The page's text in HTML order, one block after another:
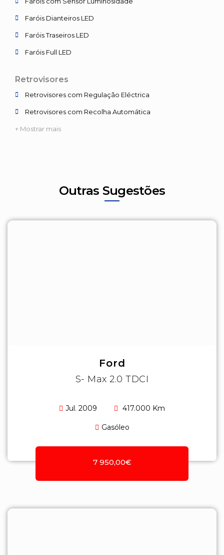
Faróis Dianteiros LED
Faróis Traseiros LED
Faróis Full LED
Retrovisores
Retrovisores com Regulação Eléctrica
Retrovisores com Recolha Automática
+ Mostrar mais
Outras Sugestões
Ford
S- Max 2.0 TDCI
Jul. 2009 417.000 Km
Gasóleo
7 950,00€